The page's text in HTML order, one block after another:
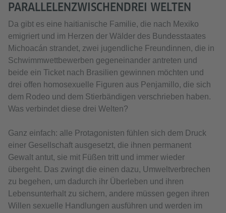
PARALLELENZWISCHENDREI WELTEN
Da gibt es eine haitianische Familie, die nach Mexiko
emigriert und im Herzen der Wälder des Bundesstaates
Michoacán strandet, zwei jugendliche Freundinnen, die in
Schwimmwettbewerben gegeneinander antreten und
beide ein Ticket nach Brasilien gewinnen möchten und
drei offen homosexuelle Figuren aus Penjamillo, die sich
dem Rodeo und dem Stierbändigen verschrieben haben.
Was verbindet diese drei Welten?
Ganz einfach: alle Protagonisten fühlen sich dem Druck
einer Gesellschaft ausgesetzt, die ihnen permanent
Gewalt antut, sie mit Füßen tritt und immer wieder
übergeht. Das zwingt die einen dazu, Umweltverbrechen
zu begehen, um dadurch ihr Überleben und ihren
Lebensunterhalt zu sichern, andere müssen gegen ihren
Willen sexuelle Handlungen ausführen und werden im